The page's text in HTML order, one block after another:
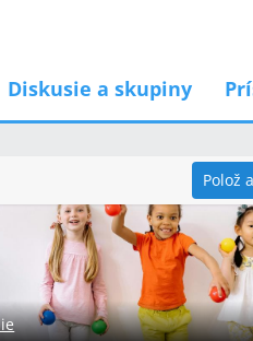
Diskusie a skupiny
Polož